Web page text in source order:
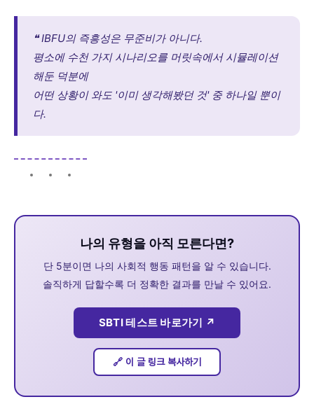
❝ IBFU의 즉흥성은 무준비가 아니다.
평소에 수천 가지 시나리오를 머릿속에서 시뮬레이션
해둔 덕분에
어떤 상황이 와도 '이미 생각해봤던 것' 중 하나일 뿐이
다.
나의 유형을 아직 모른다면?
단 5분이면 나의 사회적 행동 패턴을 알 수 있습니다.
솔직하게 답할수록 더 정확한 결과를 만날 수 있어요.
SBTI 테스트 바로가기 ↗
🔗 이 글 링크 복사하기